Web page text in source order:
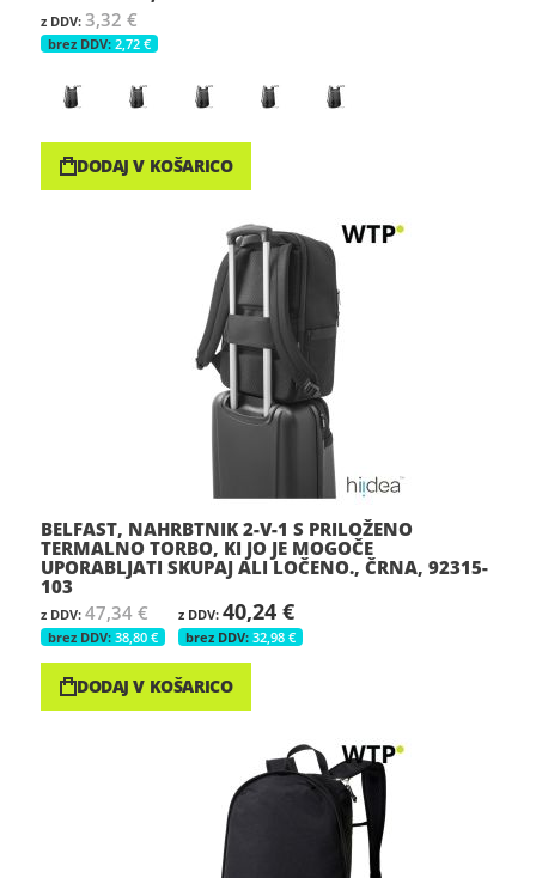
3,32 €
2,72 €
DODAJ V KOŠARICO
BELFAST, NAHRBTNIK 2-V-1 S PRILOŽENO
TERMALNO TORBO, KI JO JE MOGOČE
UPORABLJATI SKUPAJ ALI LOČENO., ČRNA, 92315-
103
47,34 €
38,80 €
40,24 €
32,98 €
DODAJ V KOŠARICO